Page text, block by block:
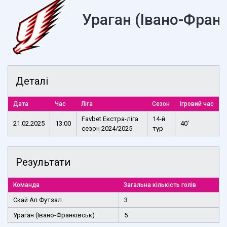
Ураган (Івано-
Деталі
Дата Час Ліга Сезон Ігровий час
21.02.2025 13:00
Favbet Екстра-ліга
сезон 2024/2025
14-й
тур
40'
Результати
Команда Загальна кількість голів
Скай Ап Футзал
3
Ураган (Івано-Франківськ)
5